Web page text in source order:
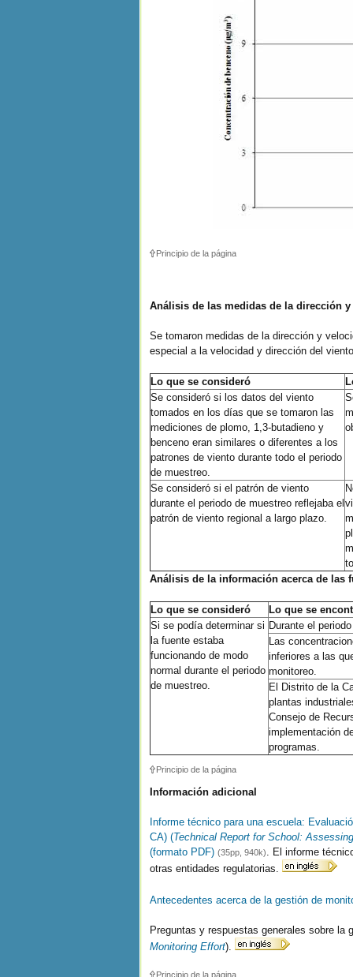
Principio de la página
Análisis de las medidas de la dirección
Se tomaron medidas de la dirección y
especial a la velocidad y dirección del
Lo que se consideró
Se consideró si los datos del viento
tomados en los días que se tomaron las
mediciones de plomo, 1,3-butadieno y
benceno eran similares o diferentes a los
patrones de viento durante todo el periodo
de muestreo.
Se consideró si el patrón de viento
durante el periodo de muestreo reflejaba el
patrón de viento regional a largo plazo.
Análisis de la información acerca de las
Lo que se consideró
Lo que se
Si se podía determinar si
la fuente estaba
funcionando de modo
normal durante el periodo
de muestreo.
Durante el
Las
inferiores a las
monitoreo.
El Distrito de la
plantas
Consejo de
implementación
programas.
Principio de la página
Información adicional
Informe técnico para una escuela:
CA) (Technical Report for School:
(formato PDF) (35pp, 940k)
. El informe
otras entidades regulatorias.
Antecedentes acerca de la gestión de
Preguntas y respuestas generales sobre la
Monitoring Effort).
Principio de la página